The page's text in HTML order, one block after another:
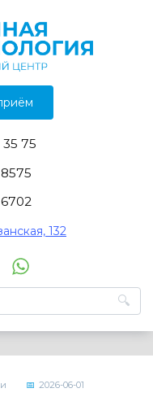
35 75
132
2026-06-01